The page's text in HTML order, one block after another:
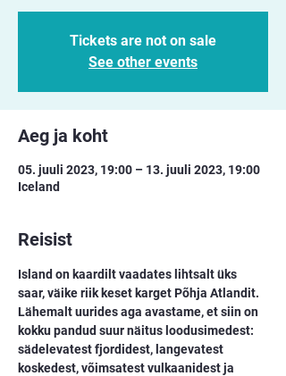
Tickets are not on sale
See other events
Aeg ja koht
05. juuli 2023, 19:00 – 13. juuli 2023, 19:00
Iceland
Reisist
Island on kaardilt vaadates lihtsalt üks
saar, väike riik keset karget Põhja Atlandit.
Lähemalt uurides aga avastame, et siin on
kokku pandud suur näitus loodusimedest:
sädelevatest fjordidest, langevatest
koskedest, võimsatest vulkaanidest ja